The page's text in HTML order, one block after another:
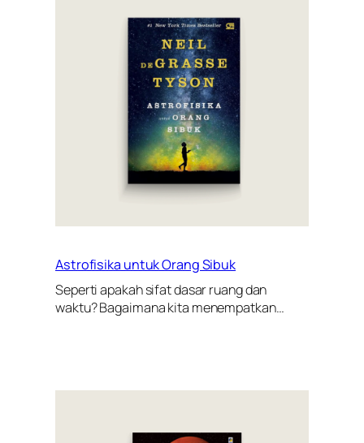
Astrofisika untuk Orang Sibuk
Seperti apakah sifat dasar ruang dan
waktu? Bagaimana kita menempatkan…